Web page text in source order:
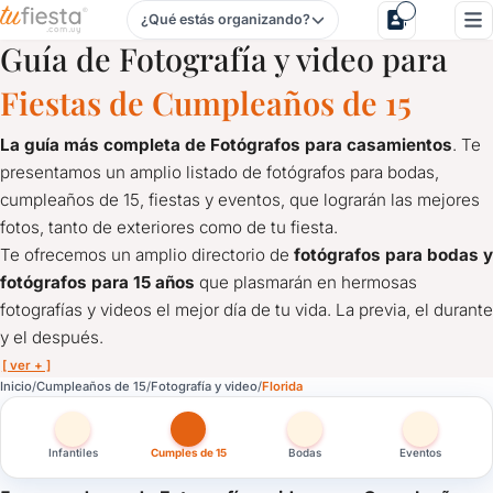
Fotografía y video para Cumpleaños de 15 en Florida
¿Qué estás organizando?
Guía de Fotografía y video para
Fiestas de Cumpleaños de 15
La guía más completa de Fotógrafos para casamientos. Te
presentamos un amplio listado de fotógrafos para bodas,
cumpleaños de 15, fiestas y eventos, que lograrán las mejores
fotos, tanto de exteriores como de tu fiesta.
Te ofrecemos un amplio directorio de fotógrafos para bodas y
fotógrafos para 15 años que plasmarán en hermosas
fotografías y videos el mejor día de tu vida. La previa, el durante
y el después.
[ ver + ]
Inicio Cumpleaños de 15 Fotografía y video Florida
Infantiles Cumples de 15 Bodas Eventos
Fotografía y video para Cumpleaños de 15 en Florida
La guía más completa de Fotógrafos para casamientos
Te ofrecemos un amplio directorio defotógrafos para bodas
¿Querés las mejores fotos del cumpleaños de 1 año? Aquí